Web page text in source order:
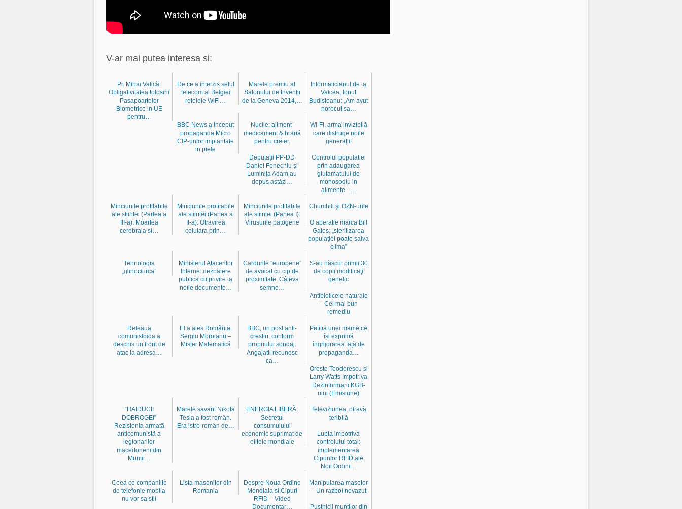
V-ar mai putea interesa si:
Pr. Mihai Valică:
Obligativitatea folosirii
Pasapoartelor
Biometrice in UE
pentru…
De ce a interzis seful
telecom al Belgiei
retelele WiFi…
Marele premiu al
Salonului de Invenţii
de la Geneva 2014,…
Informaticianul de la
Valcea, Ionut
Budisteanu: „Am avut
norocul sa…
BBC News a inceput
propaganda Micro
CIP-urilor implantate
in piele
Nucile: aliment-
medicament & hrană
pentru creier.
WI-FI, arma invizibilă
care distruge noile
generaţii!
Deputații PP-DD
Daniel Fenechiu și
Luminița Adam au
depus astăzi…
Controlul populatiei
prin adaugarea
glutamatului de
monosodiu in
alimente –…
Minciunile profitabile
ale stiintei (Partea a
III-a): Moartea
cerebrala si…
Minciunile profitabile
ale stiintei (Partea a
II-a): Otravirea
celulara prin…
Minciunile profitabile
ale stiintei (Partea I):
Virusurile patogene
Churchill şi OZN-urile
O aberatie marca Bill
Gates: „sterilizarea
populaţiei poate salva
clima”
Tehnologia
„glinociurca”
Ministerul Afacerilor
Interne: dezbatere
publica cu privire la
noile documente…
Cardurile “europene”
de avocat cu cip de
proximitate. Câteva
semne…
S-au născut primii 30
de copii modificaţi
genetic
Antibioticele naturale
– Cel mai bun
remediu
Reteaua
comunistoida a
deschis un front de
atac la adresa…
El a ales România.
Sergiu Moroianu –
Mister Matematică
BBC, un post anti-
crestin, conform
propriului sondaj.
Angajatii recunosc
ca…
Petitia unei mame ce
își exprimă
îngrijorarea față de
propaganda…
Oreste Teodorescu si
Larry Watts Impotriva
Dezinformarii KGB-
ului (Emisiune)
“HAIDUCII
DOBROGEI”
Rezistenta armatã
anticomunistã a
legionarilor
macedoneni din
Muntii…
Marele savant Nikola
Tesla a fost român.
Era istro-român de…
ENERGIA LIBERĂ:
Secretul
consumulului
economic suprimat de
elitele mondiale
Televiziunea, otravă
teribilă
Lupta impotriva
controlului total:
implementarea
Cipurilor RFID ale
Noii Ordini…
Ceea ce companiile
de telefonie mobila
nu vor sa stii
Lista masonilor din
Romania
Despre Noua Ordine
Mondiala si Cipuri
RFID – Video
Documentar…
Manipularea maselor
– Un razboi nevazut
Pustnicii muntilor din